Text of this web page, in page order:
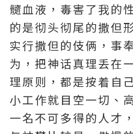
髓血液，毒害了我的
的是彻头彻尾的撒但
实行撒但的伎俩，事
为，把神话真理丢在
理原则，都是按着自
小工作就目空一切、
一名不可多得的人才